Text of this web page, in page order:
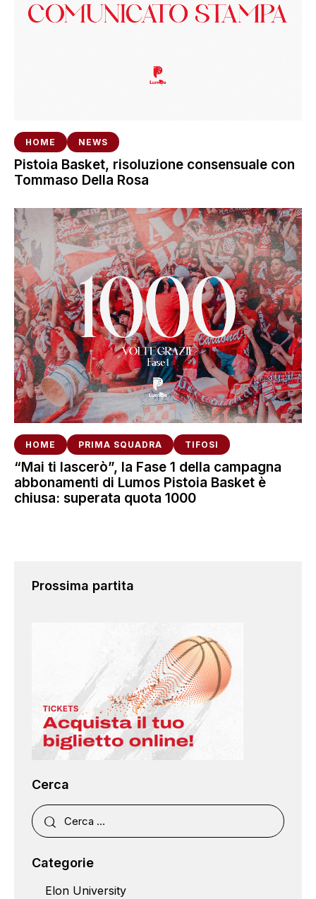
HOME NEWS
Pistoia Basket, risoluzione consensuale con
Tommaso Della Rosa
HOME PRIMA SQUADRA TIFOSI
“Mai ti lascerò”, la Fase 1 della campagna
abbonamenti di Lumos Pistoia Basket è
chiusa: superata quota 1000
Prossima partita
Cerca
Categorie
Elon University